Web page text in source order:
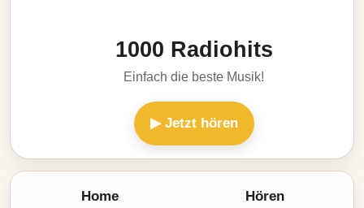
1000 Radiohits
Einfach die beste Musik!
▶ Jetzt hören
Home Hören